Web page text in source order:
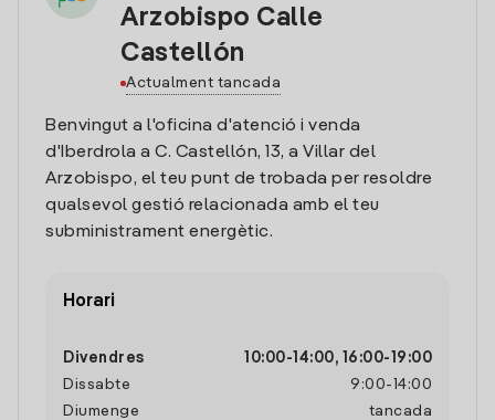
Arzobispo Calle
Castellón
Actualment tancada
Benvingut a l'oficina d'atenció i venda
d'Iberdrola a C. Castellón, 13, a Villar del
Arzobispo, el teu punt de trobada per resoldre
qualsevol gestió relacionada amb el teu
subministrament energètic.
Horari
Divendres 10:00- 14:00, 16:00- 19:00
Dissabte
9:00- 14:00
Diumenge
tancada